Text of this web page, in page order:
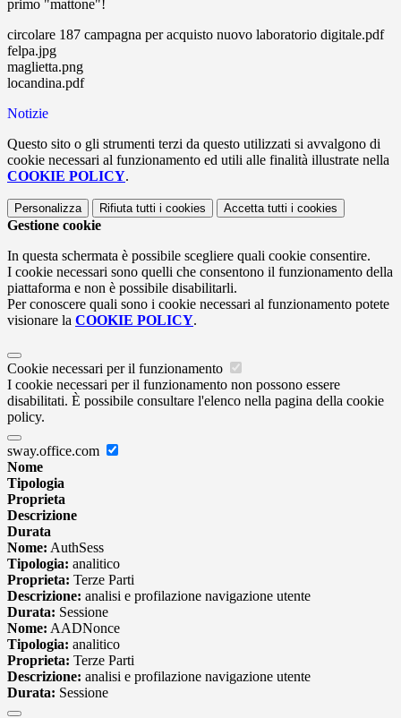
primo "mattone"!
circolare 187 campagna per acquisto nuovo laboratorio digitale.pdf
felpa.jpg
maglietta.png
locandina.pdf
Notizie
Questo sito o gli strumenti terzi da questo utilizzati si avvalgono di
cookie necessari al funzionamento ed utili alle finalità illustrate nella
COOKIE POLICY.
Personalizza Rifiuta tutti i cookies Accetta tutti i cookies
Gestione cookie
In questa schermata è possibile scegliere quali cookie consentire.
I cookie necessari sono quelli che consentono il funzionamento della
piattaforma e non è possibile disabilitarli.
Per conoscere quali sono i cookie necessari al funzionamento potete
visionare la COOKIE POLICY.
Cookie necessari per il funzionamento
I cookie necessari per il funzionamento non possono essere
disabilitati. È possibile consultare l'elenco nella pagina della cookie
policy.
sway.office.com
Nome
Tipologia
Proprieta
Descrizione
Durata
Nome: AuthSess
Tipologia: analitico
Proprieta: Terze Parti
Descrizione: analisi e profilazione navigazione utente
Durata: Sessione
Nome: AADNonce
Tipologia: analitico
Proprieta: Terze Parti
Descrizione: analisi e profilazione navigazione utente
Durata: Sessione